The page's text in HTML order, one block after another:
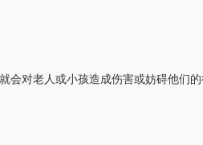
对老人或小孩造成伤害或妨碍他们的